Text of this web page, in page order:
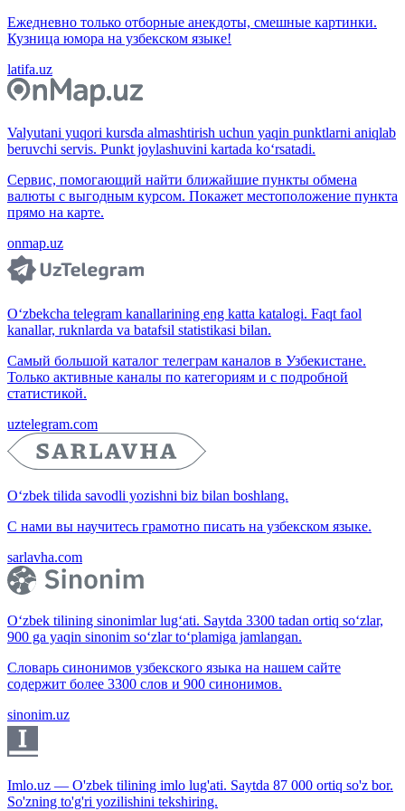
Ежедневно только отборные анекдоты, смешные картинки.
Кузница юмора на узбекском языке!
latifa.uz
Valyutani yuqori kursda almashtirish uchun yaqin punktlarni aniqlab
beruvchi servis. Punkt joylashuvini kartada ko‘rsatadi.
Сервис, помогающий найти ближайшие пункты обмена
валюты с выгодным курсом. Покажет местоположение пункта
прямо на карте.
onmap.uz
O‘zbekcha telegram kanallarining eng katta katalogi. Faqt faol
kanallar, ruknlarda va batafsil statistikasi bilan.
Самый большой каталог телеграм каналов в Узбекистане.
Только активные каналы по категориям и с подробной
статистикой.
uztelegram.com
O‘zbek tilida savodli yozishni biz bilan boshlang.
С нами вы научитесь грамотно писать на узбекском языке.
sarlavha.com
O‘zbek tilining sinonimlar lug‘ati. Saytda 3300 tadan ortiq so‘zlar,
900 ga yaqin sinonim so‘zlar to‘plamiga jamlangan.
Словарь синонимов узбекского языка на нашем сайте
содержит более 3300 слов и 900 синонимов.
sinonim.uz
Imlo.uz — O'zbek tilining imlo lug'ati. Saytda 87 000 ortiq so'z bor.
So'zning to'g'ri yozilishini tekshiring.